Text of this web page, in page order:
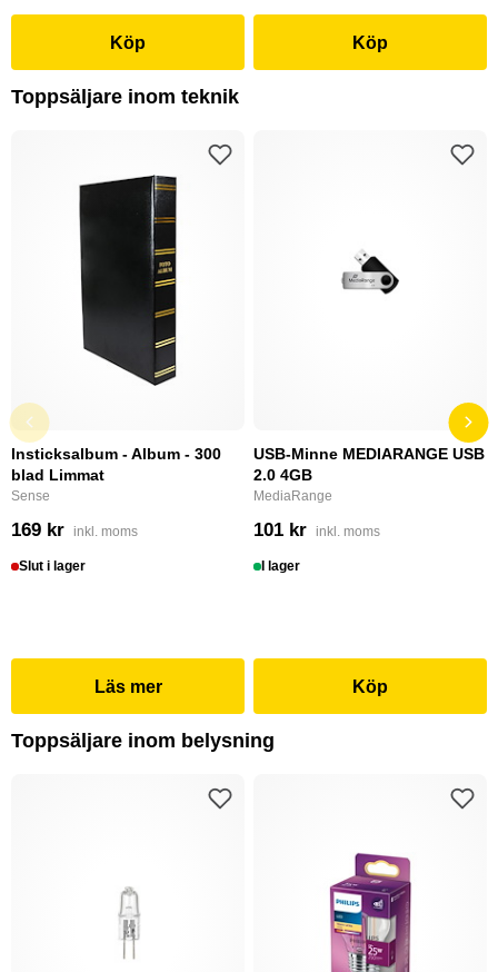
Köp Köp
Toppsäljare inom teknik
Insticksalbum - Album - 300
blad Limmat
Sense
169 kr inkl. moms
Slut i lager
Läs mer
USB-Minne MEDIARANGE USB
2.0 4GB
MediaRange
101 kr inkl. moms
I lager
Köp
Toppsäljare inom belysning